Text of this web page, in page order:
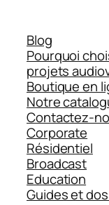
Blog
Pourquoi
projets
Boutique en
Notre
Contactez-
Corporate
Résidentiel
Broadcast
Education
Guides et